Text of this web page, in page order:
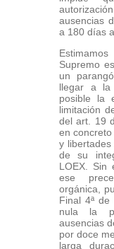
ausencias
a 180 días
Supremo
un
llegar a
posible la
limitación
del art. 19
en
y
de su
LOEX. Sin
ese
orgánica,
Final 4ª de
nula la
ausencias
por doce
larga